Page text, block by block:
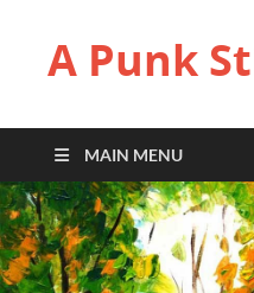
A Punk
MAIN MENU